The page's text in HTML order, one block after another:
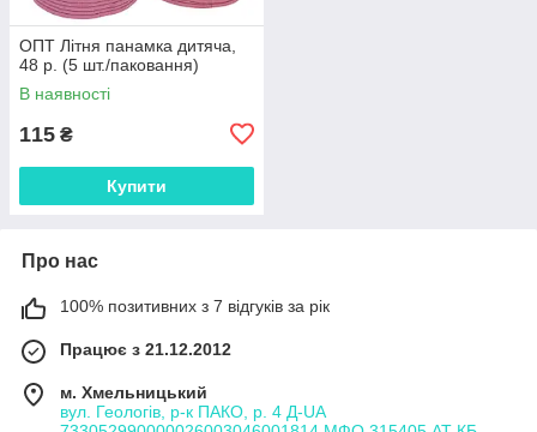
ОПТ Літня панамка дитяча,
48 р. (5 шт./паковання)
В наявності
115 ₴
Купити
Про нас
100% позитивних з 7 відгуків за рік
Працює з 21.12.2012
м. Хмельницький
вул. Геологів, р-к ПАКО, р. 4 Д-UA